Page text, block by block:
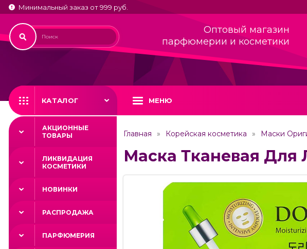
Минимальный заказ от 999 руб.
Оптовый магазин
парфюмерии и косметики
КАТАЛОГ МЕНЮ
АКЦИОННЫЕ
ТОВАРЫ
ЛИКВИДАЦИЯ
КОСМЕТИКИ
НОВИНКИ
РАСПРОДАЖА
ПАРФЮМЕРИЯ
Главная Корейская косметика Маски
Маска Тканевая Для